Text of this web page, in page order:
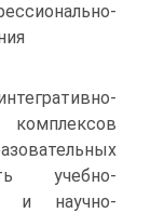
учебно-
и научно-